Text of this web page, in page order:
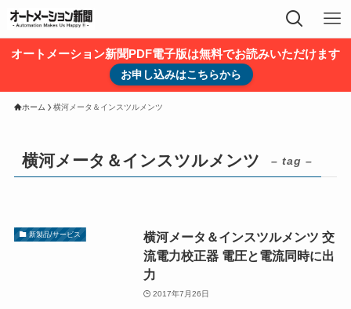
オートメーション新聞PDF電子版は無料でお読みいただけます
お申し込みはこちらから
ホーム 横河メータ＆インスツルメンツ
横河メータ＆インスツルメンツ – tag –
新製品/サービス
横河メータ＆インスツルメンツ 交
流電力校正器 電圧と電流同時に出
力
2017年7月26日